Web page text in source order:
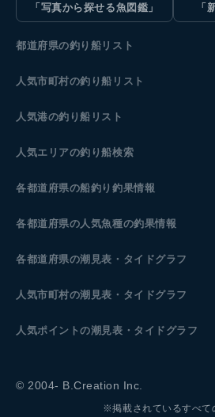
「写真から探せる魚図鑑」
「
都道府県の釣り船リスト
人気市町村の釣り船リスト
人気港の釣り船リスト
人気エリアの釣り船検索
各都道府県の船釣り釣果情報
各都道府県の人気魚種の釣果情報
各都道府県の潮見表 ・タイドグラフ
人気市町村の潮見表・タイドグラフ
人気ポイントの潮見表・タイドグラフ
© 2004- B.Creation Inc.
※掲載されているすべて